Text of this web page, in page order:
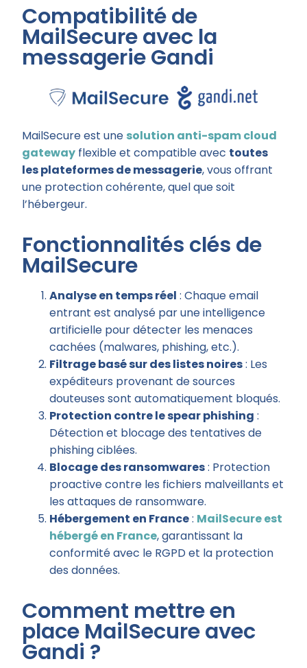
Compatibilité de
MailSecure avec la
messagerie Gandi
MailSecure est une solution anti-spamcloud
gateway flexible et compatible avec toutes
les plateformes de messagerie, vous offrant
une protection cohérente, quel que soit
l’hébergeur.
Fonctionnalités clés de
MailSecure
Analyse en temps réel : Chaque email
entrant est analysé par une intelligence
artificielle pour détecter les menaces
cachées (malwares, phishing, etc.).
Filtrage basé sur des listes noires: Les
expéditeurs provenant de sources
douteuses sont automatiquement bloqués.
Protection contre le spear phishing :
Détection et blocage des tentatives de
phishing ciblées.
Blocage des ransomwares: Protection
proactive contre les fichiers malveillants et
les attaques de ransomware.
Hébergement en France: MailSecure est
hébergé en France, garantissant la
conformité avec le RGPD et la protection
des données.
Comment mettre en
place MailSecure avec
Gandi ?